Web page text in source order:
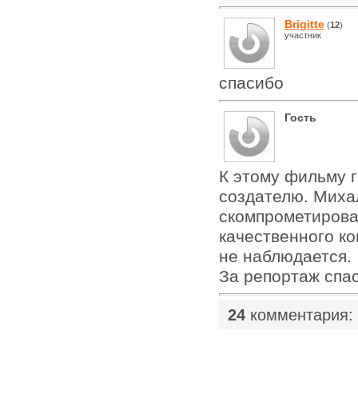
Brigitte (12)
участник
спасибо
Гость
К этому фильму
создателю.
качественного
не наблюдается.
За репортаж
24 комментария: